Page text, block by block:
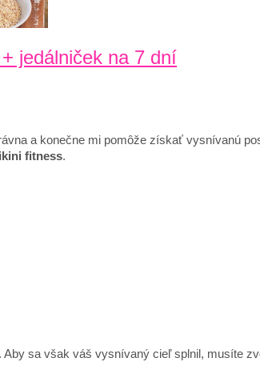
jedálniček na 7 dní
a konečne mi pomôže získať vysnívanú
fitness.
sa však váš vysnívaný cieľ splnil, musíte